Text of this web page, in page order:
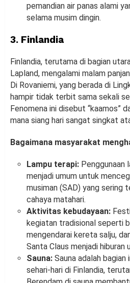
pemandian air panas alami
selama musim dingin.
3. Finlandia
Finlandia, terutama di bagian
Lapland, mengalami malam
Di Rovaniemi, yang berada di
hampir tidak terbit sama sekali
Fenomena ini disebut “kaamos”
mana siang hari sangat singkat
Bagaimana masyarakat
Lampu terapi: Penggunaan
menjadi umum untuk
musiman (SAD) yang sering
cahaya matahari.
Aktivitas kebudayaan:
kegiatan tradisional seperti
mengendarai kereta salju,
Santa Claus menjadi hiburan
Sauna: Sauna adalah
sehari-hari di Finlandia,